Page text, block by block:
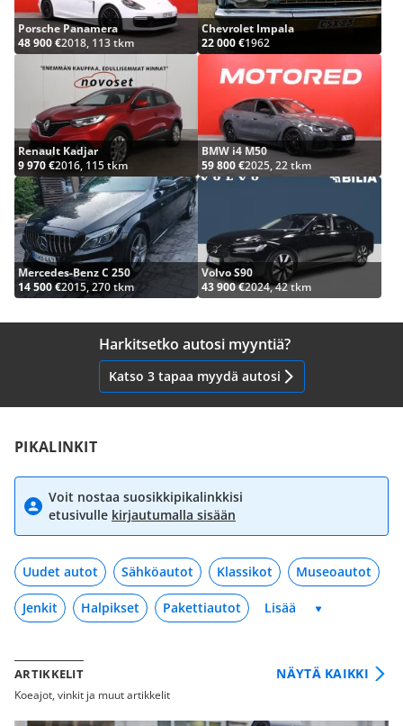
Porsche Panamera
48 900 €2018, 113 tkm
Chevrolet Impala
22 000 €1962
Renault Kadjar
9 970 €2016, 115 tkm
BMW i4 M50
59 800 €2025, 22 tkm
Mercedes-Benz C 250
14 500 €2015, 270 tkm
Volvo S90
43 900 €2024, 42 tkm
Harkitsetko autosi myyntiä?
Katso 3 tapaa myydä autosi
PIKALINKIT
Voit nostaa suosikkipikalinkkisi
etusivulle kirjautumalla sisään
Uudet autot Sähköautot Klassikot Museoautot
Jenkit Halpikset Pakettiautot
ARTIKKELIT NÄYTÄ KAIKKI
Koeajot, vinkit ja muut artikkelit